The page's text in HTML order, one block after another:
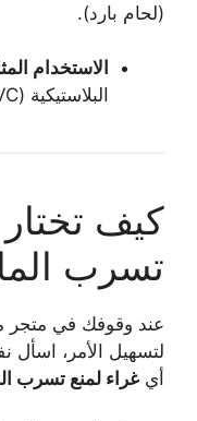
(لحام بارد).
الاستخدام
البلاستيكية (PVC و CPVC).
كيف
تسرب
عند وقوفك في متجر
لتسهيل الأمر، اسأل
أيغراء لمنع تسرب